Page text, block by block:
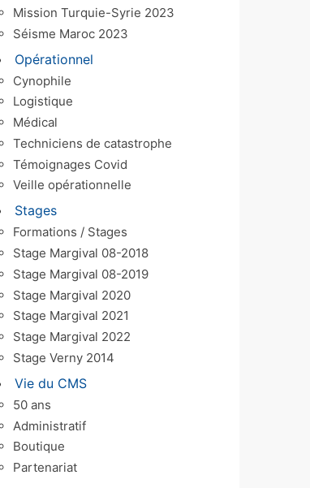
Mission Turquie-Syrie 2023
Séisme Maroc 2023
Opérationnel
Cynophile
Logistique
Médical
Techniciens de catastrophe
Témoignages Covid
Veille opérationnelle
Stages
Formations / Stages
Stage Margival 08-2018
Stage Margival 08-2019
Stage Margival 2020
Stage Margival 2021
Stage Margival 2022
Stage Verny 2014
Vie du CMS
50 ans
Administratif
Boutique
Partenariat